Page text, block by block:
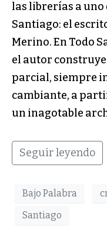
las librerías a uno
Santiago: el
Merino. En Todo
el autor
parcial, siempre
cambiante, a
un inagotable
Seguir leyendo
Bajo Palabra
Santiago